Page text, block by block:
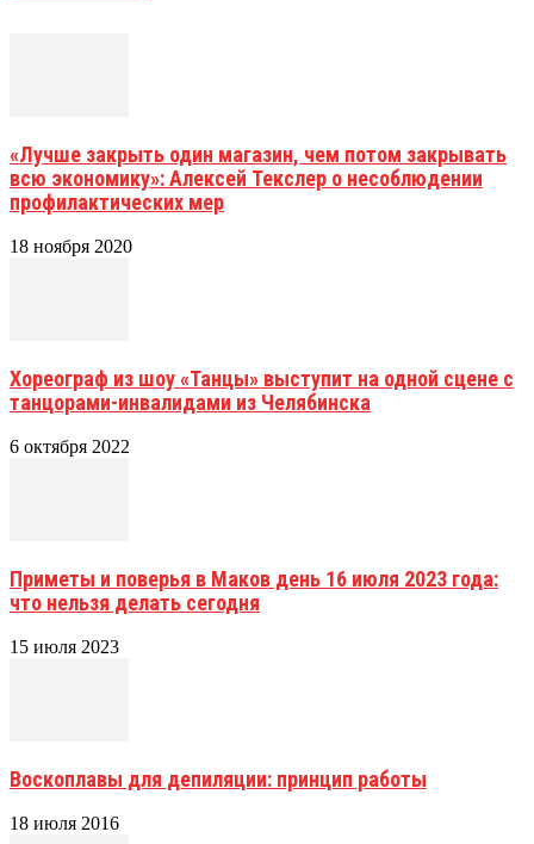
«Лучше закрыть один магазин, чем потом закрывать
всю экономику»: Алексей Текслер о несоблюдении
профилактических мер
18 ноября 2020
Хореограф из шоу «Танцы» выступит на одной сцене с
танцорами-инвалидами из Челябинска
6 октября 2022
Приметы и поверья в Маков день 16 июля 2023 года:
что нельзя делать сегодня
15 июля 2023
Воскоплавы для депиляции: принцип работы
18 июля 2016